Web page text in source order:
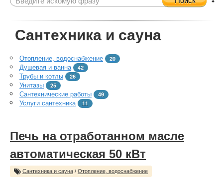
Сантехника и сауна
Отопление, водоснабжение 20
Душевая и ванна 42
Трубы и котлы 26
Унитазы 25
Сантехнические работы 49
Услуги сантехника 11
Печь на отработанном масле
автоматическая 50 кВт
Сантехника и сауна / Отопление, водоснабжение